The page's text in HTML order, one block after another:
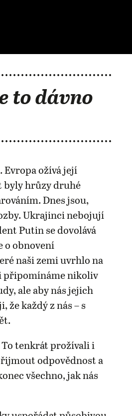
to dávno
Evropa ožívá její
byly hrůzy druhé
Dnes jsou,
Ukrajinci nebojují
Putin se dovolává
o obnovení
naši zemi uvrhlo na
připomínáme nikoliv
ale aby nás jejich
že každý z nás – s
tenkrát prožívali i
odpovědnost a
všechno, jak nás